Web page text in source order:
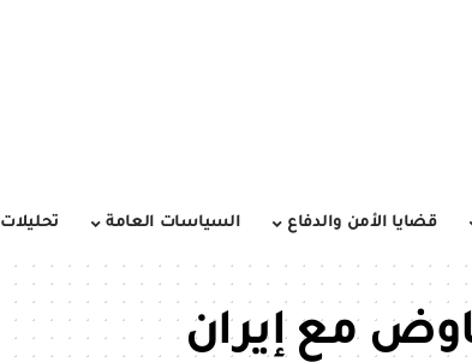
قضايا الأمن والدفاع السياسات العامة تحليلات
مع إيران